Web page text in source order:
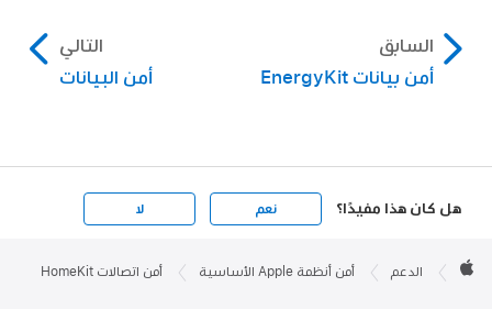
السابق
أمن بيانات EnergyKit
التالي
أمن البيانات
هل كان هذا مفيدًا؟ نعم لا
Footer

الدعم أمن أنظمة Apple الأساسية أمن اتصالات HomeKit